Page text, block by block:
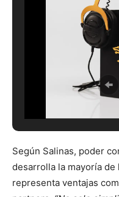
Según Salinas, poder
desarrolla la mayoría
representa ventajas